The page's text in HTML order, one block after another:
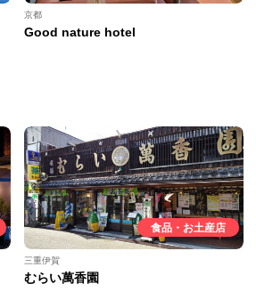
京都
Good nature hotel
食品・お土産店
三重伊賀
むらい萬香園